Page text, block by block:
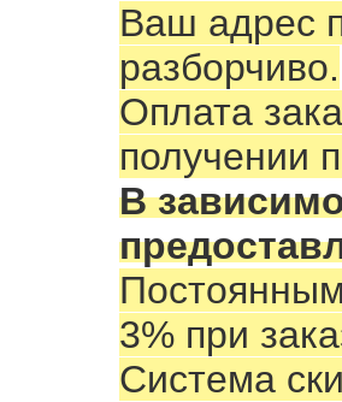
Ваш адрес
разборчиво.
Оплата
получении
В
3% при
Система